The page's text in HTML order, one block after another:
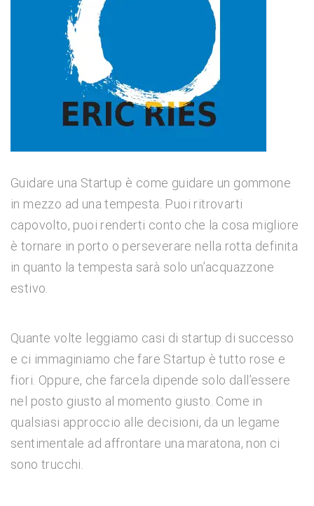
Guidare una Startup è come guidare un gommone
in mezzo ad una tempesta. Puoi ritrovarti
capovolto, puoi renderti conto che la cosa migliore
è tornare in porto o perseverare nella rotta definita
in quanto la tempesta sarà solo un’acquazzone
estivo.
Quante volte leggiamo casi di startup di successo
e ci immaginiamo che fare Startup è tutto rose e
fiori. Oppure, che farcela dipende solo dall’essere
nel posto giusto al momento giusto. Come in
qualsiasi approccio alle decisioni, da un legame
sentimentale ad affrontare una maratona, non ci
sono trucchi.